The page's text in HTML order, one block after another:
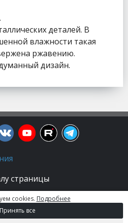
деталей. В
влажности такая
ржавению.
дизайн.
страницы
| Группа
защищены.
носит
cookies. Подробнее
Принять все